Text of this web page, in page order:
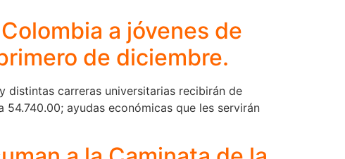
a jóvenes de
de diciembre.
distintas carreras universitarias recibirán de
ayudas económicas que les servirán